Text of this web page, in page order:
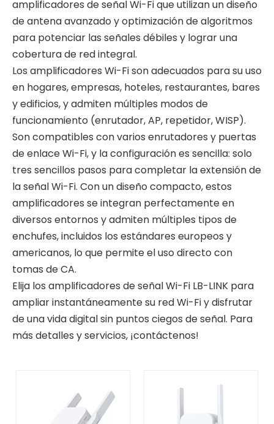
amplificadores de señal Wi-Fi que utilizan un diseño
de antena avanzado y optimización de algoritmos
para potenciar las señales débiles y lograr una
cobertura de red integral.
Los amplificadores Wi-Fi son adecuados para su uso
en hogares, empresas, hoteles, restaurantes, bares
y edificios, y admiten múltiples modos de
funcionamiento (enrutador, AP, repetidor, WISP).
Son compatibles con varios enrutadores y puertas
de enlace Wi-Fi, y la configuración es sencilla: solo
tres sencillos pasos para completar la extensión de
la señal Wi-Fi. Con un diseño compacto, estos
amplificadores se integran perfectamente en
diversos entornos y admiten múltiples tipos de
enchufes, incluidos los estándares europeos y
americanos, lo que permite el uso directo con
tomas de CA.
Elija los amplificadores de señal Wi-Fi LB-LINK para
ampliar instantáneamente su red Wi-Fi y disfrutar
de una vida digital sin puntos ciegos de señal. Para
más detalles y servicios, ¡contáctenos!